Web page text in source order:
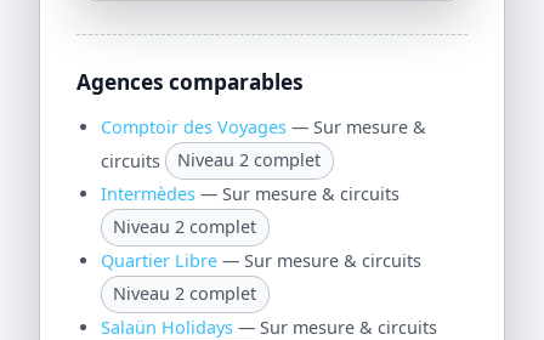
Agences comparables
Comptoir des Voyages— Sur mesure &
circuits
Niveau 2 complet
Intermèdes— Sur mesure & circuits
Niveau 2 complet
Quartier Libre— Sur mesure & circuits
Niveau 2 complet
Salaün Holidays— Sur mesure & circuits